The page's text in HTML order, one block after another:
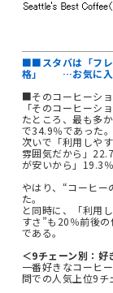
■■スタバは「フレ
格」 …お気に入
■そのコーヒーシ
「そのコーヒーシ
たところ、最も多
で34.9％であった。
次いで「利用しや
雰囲気だから」
が安いから」19.3％
やはり、“コーヒー
た。
と同時に、「利用
すさ”も20％前後
である。
＜9チェーン別：好
一番好きなコーヒ
問での人気上位9チ